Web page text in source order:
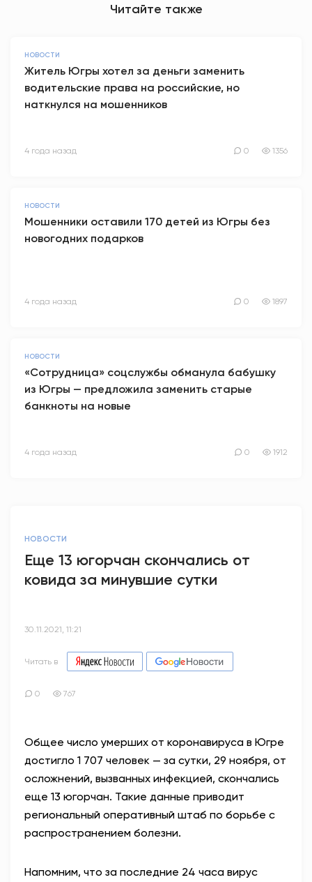
Читайте также
НОВОСТИ
Житель Югры хотел за деньги заменить
водительские права на российские, но
наткнулся на мошенников
4 года назад 0 1356
НОВОСТИ
Мошенники оставили 170 детей из Югры без
новогодних подарков
4 года назад 0 1897
НОВОСТИ
«Сотрудница» соцслужбы обманула бабушку
из Югры — предложила заменить старые
банкноты на новые
4 года назад 0 1912
НОВОСТИ
Еще 13 югорчан скончались от
ковида за минувшие сутки
30.11.2021, 11:21
Читать в
0 767
Общее число умерших от коронавируса в Югре
достигло 1 707 человек — за сутки, 29 ноября, от
осложнений, вызванных инфекцией, скончались
еще 13 югорчан. Такие данные приводит
региональный оперативный штаб по борьбе с
распространением болезни.
Напомним, что за последние 24 часа вирус